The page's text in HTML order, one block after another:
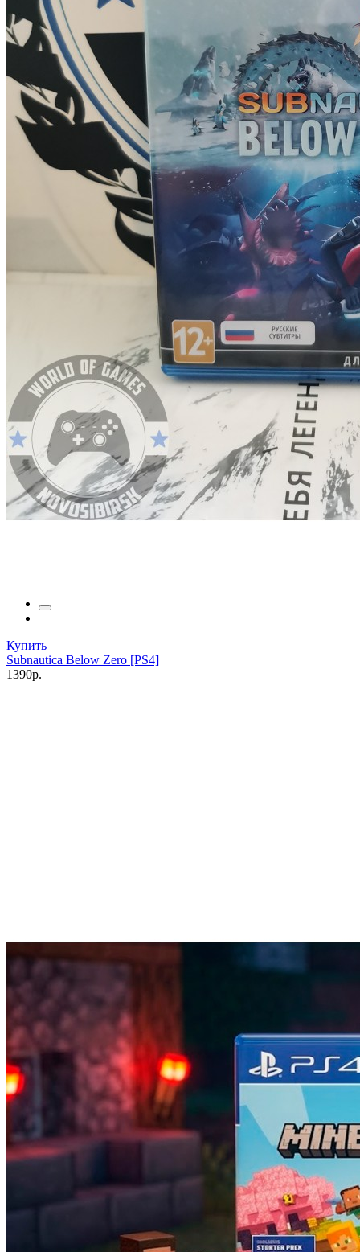
Купить
Subnautica Below Zero [PS4]
1390р.